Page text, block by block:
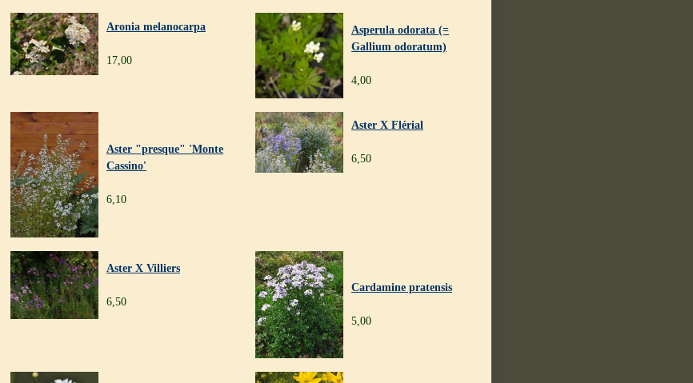
Aronia melanocarpa
17,00
Asperula odorata (=
Gallium odoratum)
4,00
Aster "presque" 'Monte
Cassino'
6,10
Aster X Flérial
6,50
Aster X Villiers
6,50
Cardamine pratensis
5,00